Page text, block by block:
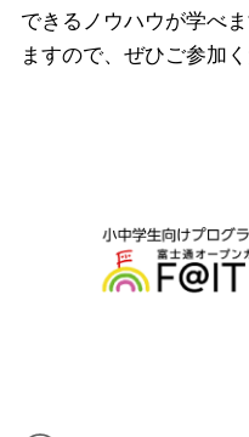
できるノウハウが学べ
ますので、ぜひご参加く